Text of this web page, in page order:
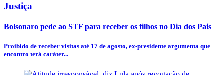
Justiça
Bolsonaro pede ao STF para receber os filhos no Dia dos Pais
Proibido de receber visitas até 17 de agosto, ex-presidente argumenta que
encontro terá caráter...